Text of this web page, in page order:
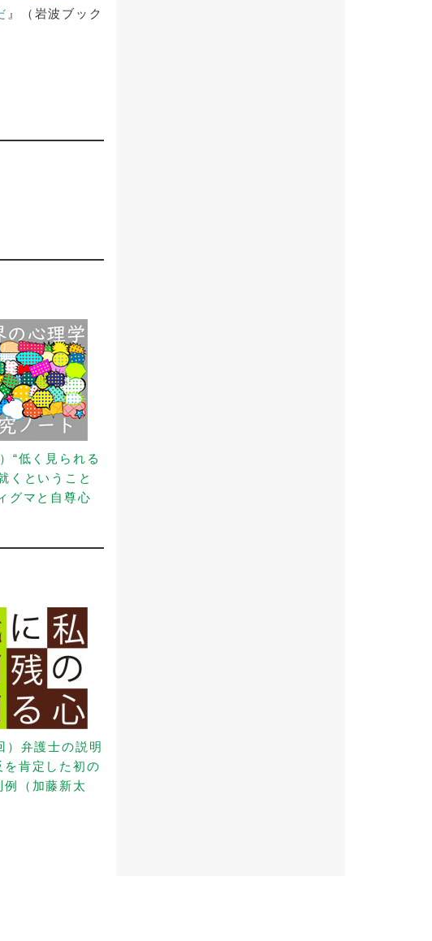
』（岩波ブック
“低く見られる
くということ
グマと自尊心
）弁護士の説明
を肯定した初の
例（加藤新太